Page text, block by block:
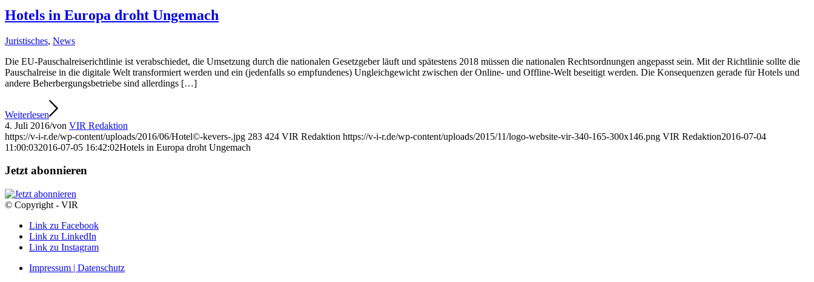
Hotels in Europa droht Ungemach
Juristisches, News
Die EU-Pauschalreiserichtlinie ist verabschiedet, die Umsetzung durch die nationalen Gesetzgeber läuft und spätestens 2018 müssen die nationalen Rechtsordnungen angepasst sein. Mit der Richtlinie sollte die
Pauschalreise in die digitale Welt transformiert werden und ein (jedenfalls so empfundenes) Ungleichgewicht zwischen der Online- und Offline-Welt beseitigt werden. Die Konsequenzen gerade für Hotels und
andere Beherbergungsbetriebe sind allerdings […]
Weiterlesen
4. Juli 2016/von VIR Redaktion
https://v-i-r.de/wp-content/uploads/2016/06/Hotel©-kevers-.jpg 283 424 VIR Redaktion https://v-i-r.de/wp-content/uploads/2015/11/logo-website-vir-340-165-300x146.png VIR Redaktion2016-07-04
11:00:032016-07-05 16:42:02Hotels in Europa droht Ungemach
Jetzt abonnieren
© Copyright - VIR
Link zu Facebook
Link zu LinkedIn
Link zu Instagram
Impressum | Datenschutz